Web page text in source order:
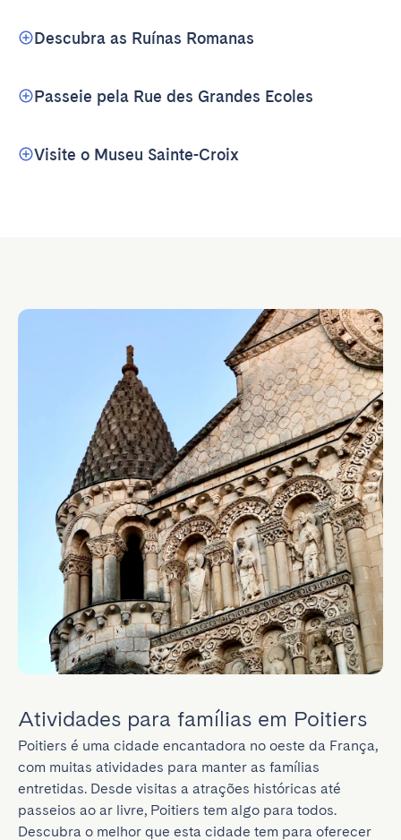
Descubra as Ruínas Romanas
Passeie pela Rue des Grandes Ecoles
Visite o Museu Sainte-Croix
Atividades para famílias em Poitiers
Poitiers é uma cidade encantadora no oeste da França,
com muitas atividades para manter as famílias
entretidas. Desde visitas a atrações históricas até
passeios ao ar livre, Poitiers tem algo para todos.
Descubra o melhor que esta cidade tem para oferecer